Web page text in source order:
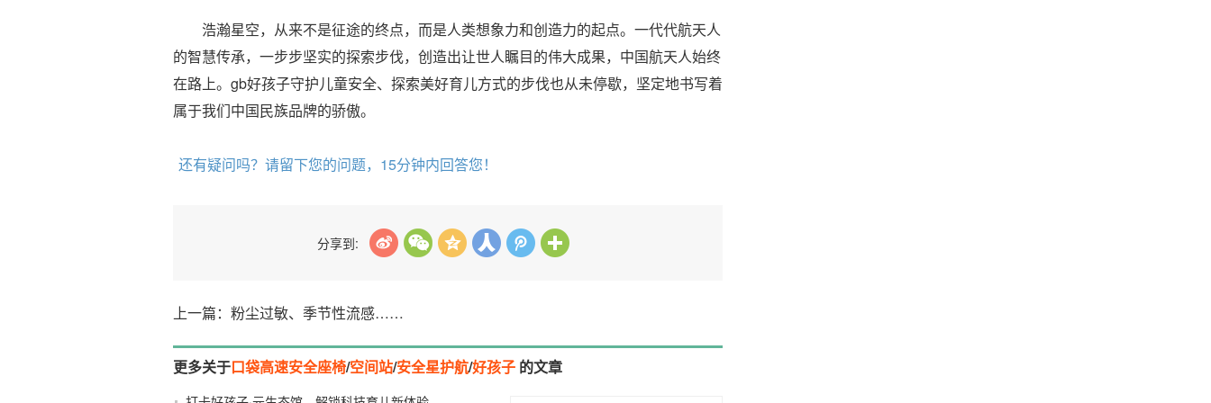
浩瀚星空，从来不是征途的终点，而是人类想象力和创造力的起点。一代代航天人
的智慧传承，一步步坚实的探索步伐，创造出让世人瞩目的伟大成果，中国航天人始终
在路上。gb好孩子守护儿童安全、探索美好育儿方式的步伐也从未停歇，坚定地书写着
属于我们中国民族品牌的骄傲。
还有疑问吗？请留下您的问题，15分钟内回答您！
分享到:
上一篇：粉尘过敏、季节性流感……
更多关于口袋高速安全座椅/空间站/安全星护航/好孩子 的文章